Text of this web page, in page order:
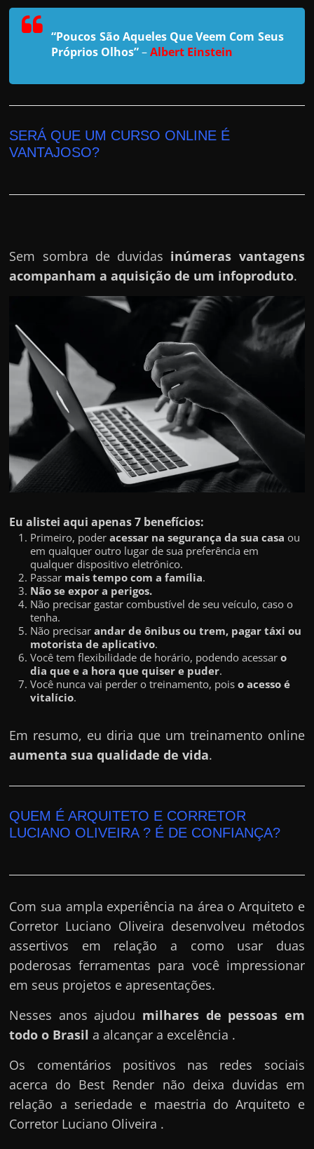
i
r
o
e
e
s
e
g
a
h
n
a
t
e
n
t
?
M
a
s
c
o
o
?
🤔
“Poucos São Aqueles Que Veem Com Seus
Próprios Olhos”–Albert Einstein
SERÁ QUE UM CURSO ONLINE É
VANTAJOSO?
Sem sombra de duvidas inúmeras vantagens
acompanham a aquisição de um infoproduto.
Eu alistei aqui apenas 7 benefícios:
Primeiro, poderacessar na segurança da sua casa ou
em qualquer outro lugar de sua preferência em
qualquer dispositivo eletrônico.
Passar mais tempo com a família.
Não se expor a perigos.
Não precisar gastar combustível de seu veículo, caso o
tenha.
Não precisarandar de ônibus ou trem, pagar táxi ou
motorista de aplicativo.
Você tem flexibilidade de horário, podendo acessaro
dia que e a hora que quiser e puder.
Você nunca vai perder o treinamento, poiso acesso é
vitalício.
Em resumo, eu diria que um treinamento online
aumenta sua qualidade de vida.
QUEM É ARQUITETO E CORRETOR
LUCIANO OLIVEIRA ? É DE CONFIANÇA?
Com sua ampla experiência na área o Arquiteto e
Corretor Luciano Oliveira desenvolveu métodos
assertivos em relação a como usar duas
poderosas ferramentas para você impressionar
em seus projetos e apresentações.
Nesses anos ajudou milhares de pessoas em
todo o Brasil a alcançar a excelência .
Os comentários positivos nas redes sociais
acerca do Best Render não deixa duvidas em
relação a seriedade e maestria do Arquiteto e
Corretor Luciano Oliveira .